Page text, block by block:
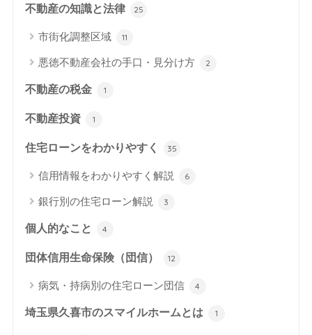
不動産の知識と法律 25
市街化調整区域 11
悪徳不動産会社の手口・見分け方 2
不動産の税金 1
不動産投資 1
住宅ローンをわかりやすく 35
信用情報をわかりやすく解説 6
銀行別の住宅ローン解説 3
個人的なこと 4
団体信用生命保険（団信） 12
病気・持病別の住宅ローン団信 4
埼玉県久喜市のスマイルホームとは 1